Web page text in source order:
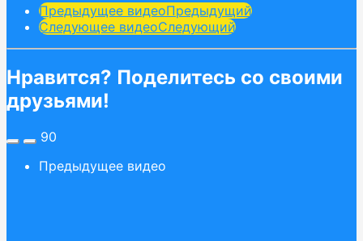
Post
Pagination
Предыдущее видеоПредыдущий
Следующее видеоСледующий
Нравится? Поделитесь со своими
друзьями!
90
Предыдущее видео